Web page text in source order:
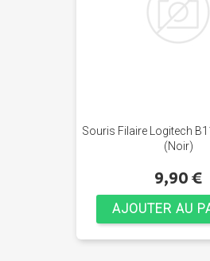
Souris Filaire Logitech
(Noir)
9,90 €
AJOUTER AU